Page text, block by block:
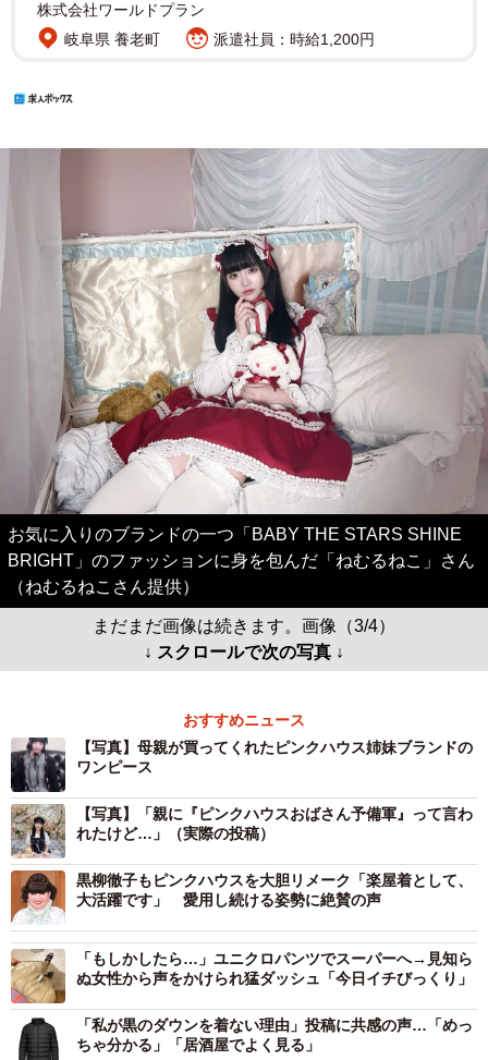
株式会社ワールドプラン
岐阜県 養老町
派遣社員：時給1,200円
お気に入りのブランドの一つ「BABY THE STARS SHINE
BRIGHT」のファッションに身を包んだ「ねむるねこ」さん
（ねむるねこさん提供）
まだまだ画像は続きます。画像（3/4）
↓ スクロールで次の写真 ↓
おすすめニュース
【写真】母親が買ってくれたピンクハウス姉妹ブランドの
ワンピース
【写真】「親に『ピンクハウスおばさん予備軍』って言わ
れたけど…」（実際の投稿）
黒柳徹子もピンクハウスを大胆リメーク「楽屋着として、
大活躍です」 愛用し続ける姿勢に絶賛の声
「もしかしたら…」ユニクロパンツでスーパーへ→見知ら
ぬ女性から声をかけられ猛ダッシュ「今日イチびっくり」
「私が黒のダウンを着ない理由」投稿に共感の声…「めっ
ちゃ分かる」「居酒屋でよく見る」